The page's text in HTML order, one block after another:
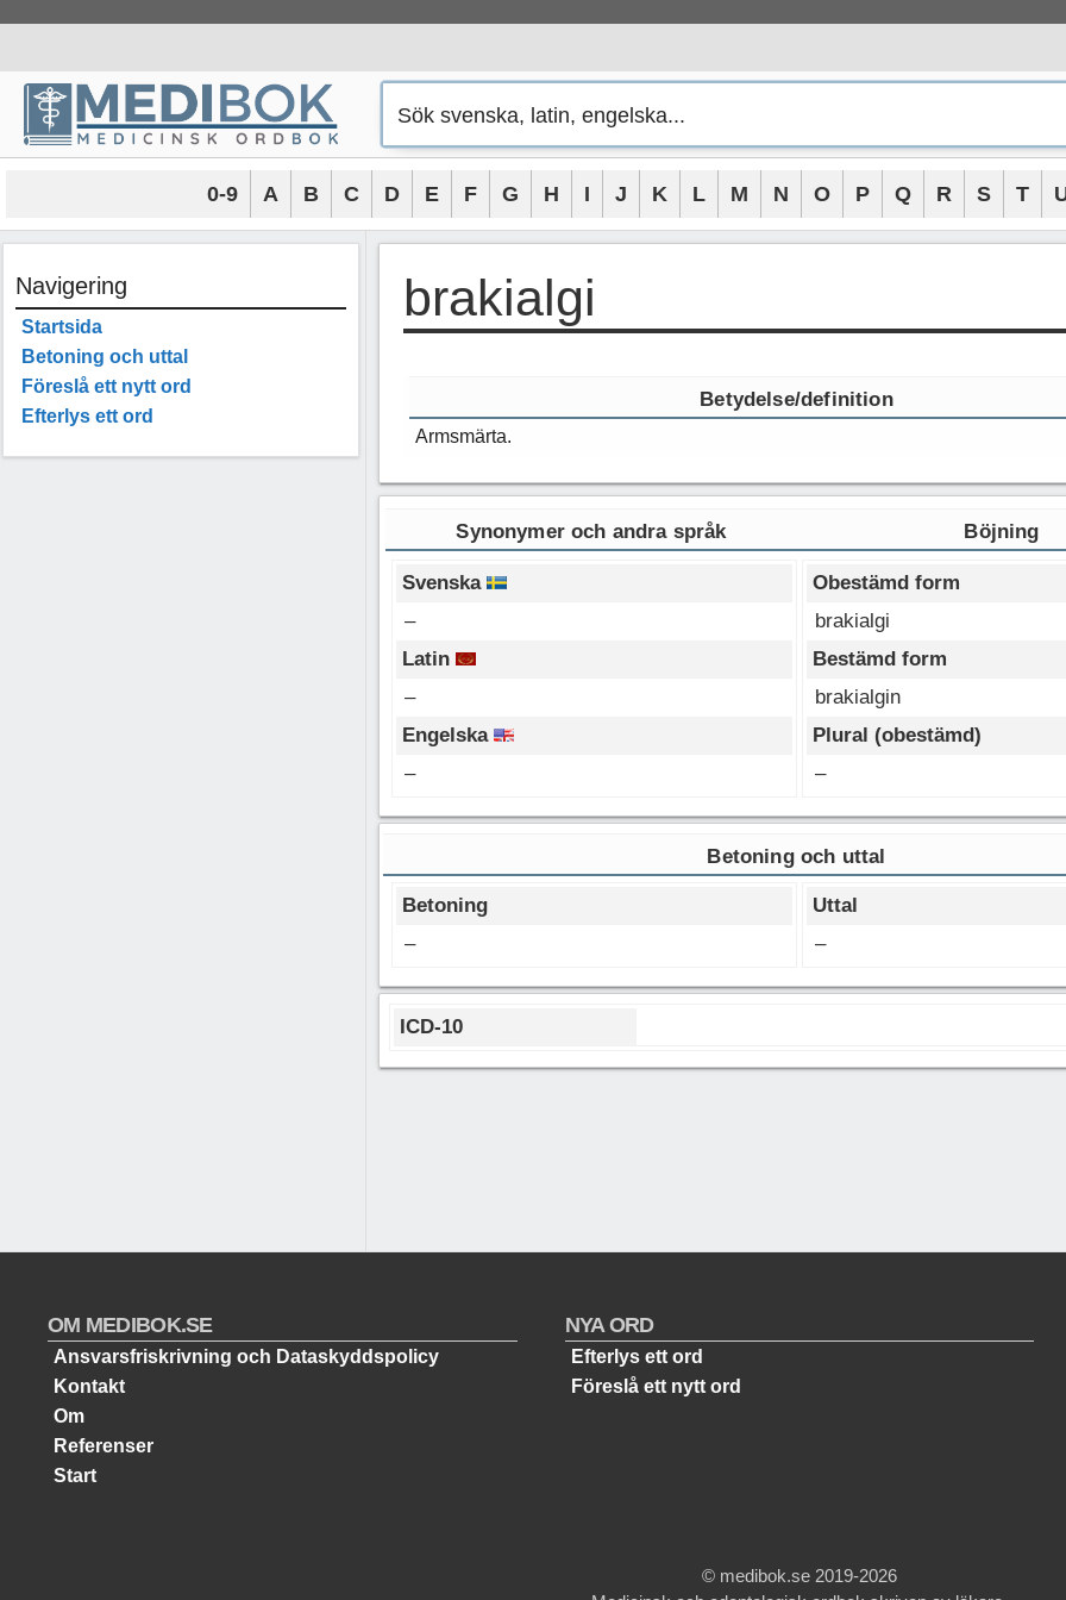
innehåll
0-9 A B C D E F G H I J K L M N O P Q R S T
brakialgi
Betydelse/definition
Armsmärta.
Synonymer och andra språk Böjning
Svenska
–
Latin
–
Engelska
–
Obestämd form
brakialgi
Bestämd form
brakialgin
Plural (obestämd)
–
Betoning och uttal
Betoning
–
Uttal
–
ICD-10
Navigering
Startsida
Betoning och uttal
Föreslå ett nytt ord
Efterlys ett ord
OM MEDIBOK.SE
Ansvarsfriskrivning och Dataskyddspolicy
Kontakt
Om
Referenser
Start
NYA ORD
Efterlys ett ord
Föreslå ett nytt ord
© medibok.se 2019-2026